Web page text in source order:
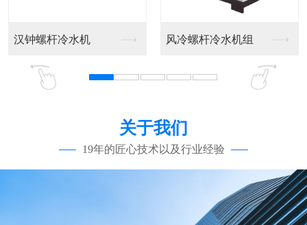
汉钟螺杆冷水机 风冷螺杆冷水机组
关于我们
19年的匠心技术以及行业经验